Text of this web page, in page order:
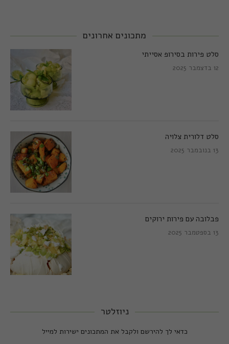
מתכונים אחרונים
סלט פירות בסירופ אסייתי
12 בדצמבר 2025
סלט דלורית צלויה
13 בנובמבר 2025
פבלובה עם פירות ירוקים
13 בספטמבר 2025
ניוזלטר
כדאי לך להירשם ולקבל את המתכונים ישירות למייל